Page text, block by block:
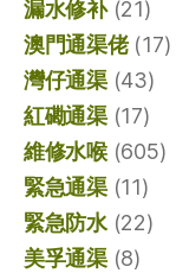
漏水修补(21)
澳門通渠佬(17)
灣仔通渠(43)
紅磡通渠(17)
維修水喉(605)
緊急通渠(11)
緊急防水(22)
美孚通渠(8)